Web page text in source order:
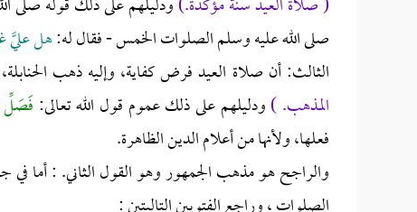
صلى الله عليه وسلم الصلوات الخمس - فقال له:هل عليَّ
الثالث: أن صلاة العيد فرض كفاية، وإليه ذهب
المذهب. )ودليلهم على ذلك عموم قول الله تعالى: فَصَلِّ
فعلها، ولأنها من أعلام الدين الظاهرة.
والراجح هو مذهب الجمهور وهو القول الثاني. : أما